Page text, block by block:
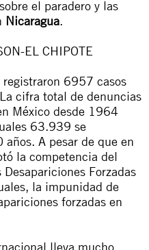
el paradero y las
Nicaragua.
registraron 6957 casos
cifra total de denuncias
México desde 1964
63.939 se
A pesar de que en
la competencia del
Forzadas
la impunidad de
forzadas en
lleva mucho